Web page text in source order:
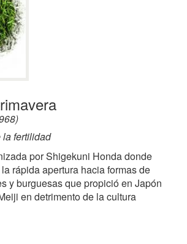
la fertilidad
por Shigekuni Honda donde
rápida apertura hacia formas de
y burguesas que propició en Japón
en detrimento de la cultura